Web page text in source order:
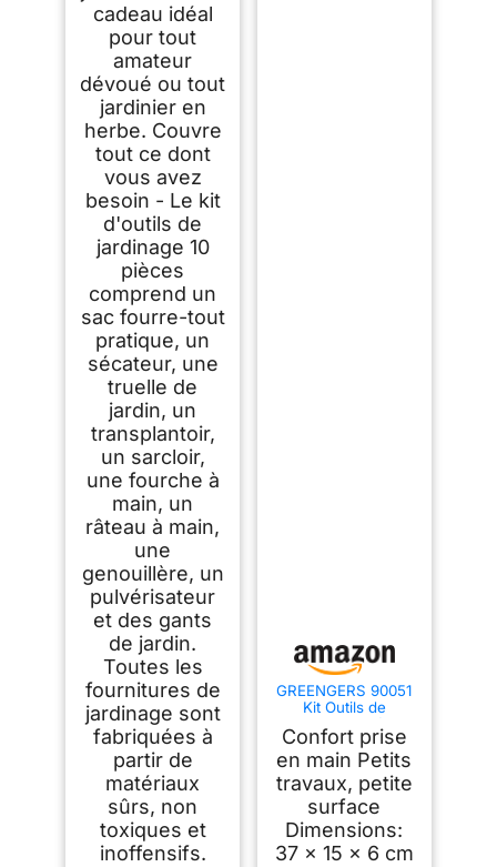
cadeau idéal
pour tout
amateur
dévoué ou tout
jardinier en
herbe. Couvre
tout ce dont
vous avez
besoin - Le kit
d'outils de
jardinage 10
pièces
comprend un
sac fourre-tout
pratique, un
sécateur, une
truelle de
jardin, un
transplantoir,
un sarcloir,
une fourche à
main, un
râteau à main,
une
genouillère, un
pulvérisateur
et des gants
de jardin.
Toutes les
fournitures de
jardinage sont
fabriquées à
partir de
matériaux
sûrs, non
toxiques et
inoffensifs.
GREENGERS 90051
Kit Outils de
– Ensemble Balcon
et Petites Surfaces –
Pelle à Terreau
Transplantoir Râteau
à Fleurs Fourche –
Jardinage Maison
Confort prise
en main Petits
travaux, petite
surface
Dimensions:
37 x 15 x 6 cm